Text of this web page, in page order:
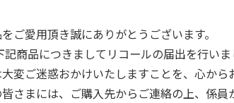
ご愛用頂き誠にありがとうございます。
商品につきましてリコールの届出を行いま
変ご迷惑おかけいたしますことを、心から
さまには、ご購入先からご連絡の上、係員